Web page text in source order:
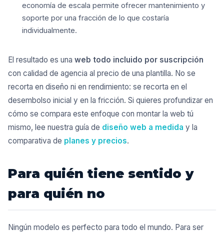
economía de escala permite ofrecer mantenimiento y
soporte por una fracción de lo que costaría
individualmente.
El resultado es una web todo incluido por suscripción
con calidad de agencia al precio de una plantilla. No se
recorta en diseño ni en rendimiento: se recorta en el
desembolso inicial y en la fricción. Si quieres profundizar en
cómo se compara este enfoque con montar la web tú
mismo, lee nuestra guía de diseño web a medida y la
comparativa de planes y precios.
Para quién tiene sentido y
para quién no
Ningún modelo es perfecto para todo el mundo. Para ser